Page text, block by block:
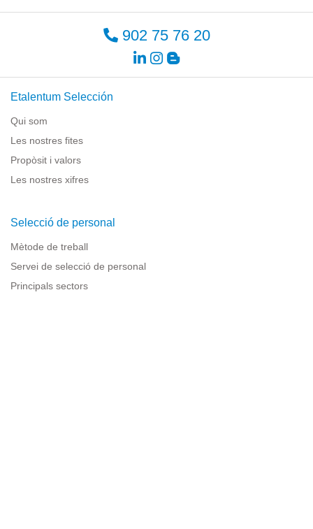
902 75 76 20
Etalentum Selección
Qui som
Les nostres fites
Propòsit i valors
Les nostres xifres
Selecció de personal
Mètode de treball
Servei de selecció de personal
Principals sectors